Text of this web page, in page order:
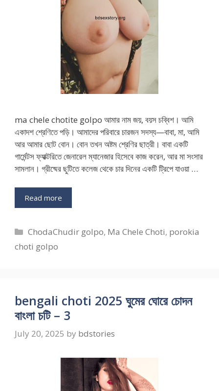
ma chele chotite golpo আমার নাম জয়, বয়স চব্বিশ। আমি
একাদশ শ্রেণিতে পড়ি। আমাদের পরিবারে চারজন সদস্য—বাবা, মা, আমি
আর আমার ছোট বোন। বোন তখন অষ্টম শ্রেণির ছাত্রী। বাবা একটি
গার্মেন্টস ফ্যাক্টরিতে জেনারেল ম্যানেজার হিসেবে কাজ করেন, আর মা সংসার
সামলান। গ্রীষ্মের ছুটিতে কলেজ থেকে চার দিনের একটি ট্রিপে যাওয়া …
Read more
Categories
ChodaChudir golpo, Ma Chele Choti, porokia
choti golpo
bengali choti 2025 ঘুমের ঘোরে চোদন
বাংলা চটি – 3
July 20, 2025 by bdstories